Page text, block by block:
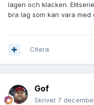
lagen och klacken.
bra lag som kan vara med
Citera
Gof
Skrivet 7